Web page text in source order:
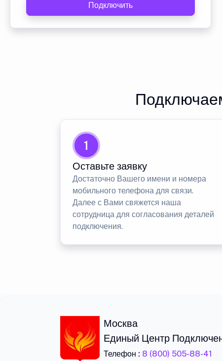
Подключить
1
Оставьте заявку
Достаточно Вашего имени и номера
мобильного телефона для связи.
Далее с Вами свяжется наша
сотрудница для согласования деталей
подключения.
Москва
Единый Центр
Телефон : 8 (800) 505-88-41